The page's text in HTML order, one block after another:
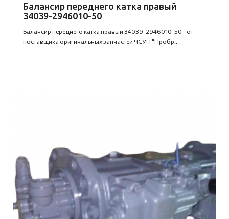
Балансир переднего катка правый
34039-2946010-50
Балансир переднего катка правый 34039-2946010-50 - от
поставщика оригинальных запчастей ЧСУП "Пробр..